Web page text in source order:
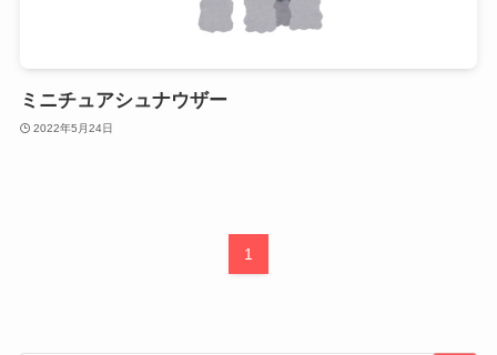
ミニチュアシュナウザー
2022年5月24日
1